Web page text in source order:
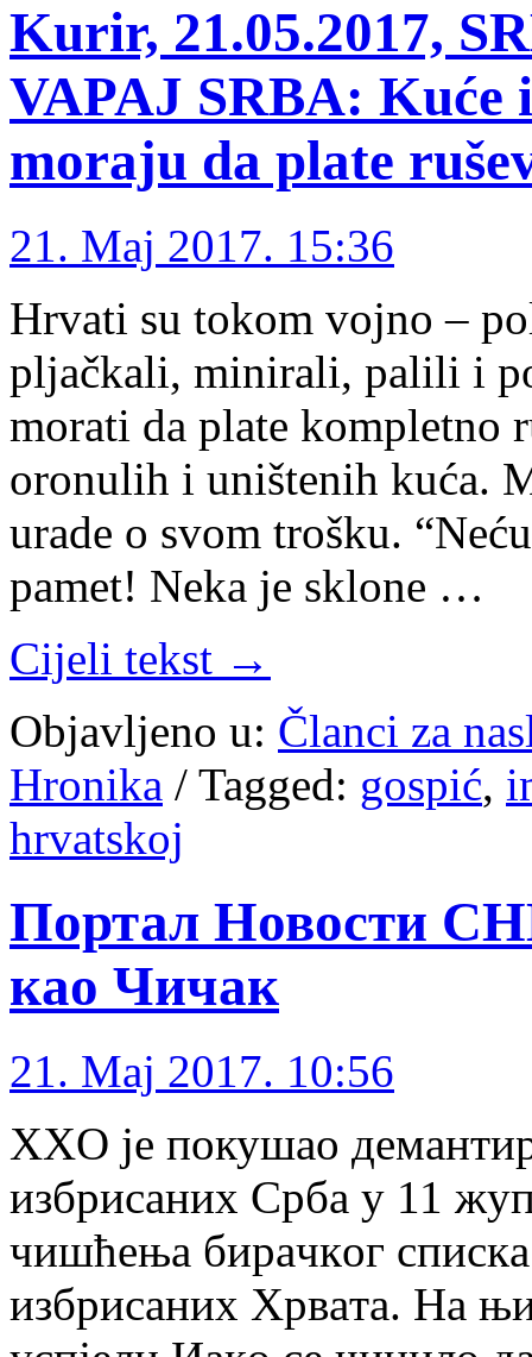
Kurir, 21.05.2017,
VAPAJ SRBA:
moraju da plate
21. Maj 2017. 15:36
Hrvati su tokom vojno –
pljačkali, minirali, palili i
morati da plate kompletno
oronulih i uništenih kuća.
urade o svom trošku.
pamet! Neka je sklone …
Cijeli tekst →
Objavljeno u: Članci za
Hronika / Tagged: gospić,
hrvatskoj
Портал Новости
кao Чичaк
21. Maj 2017. 10:56
ХХO je пoкушao
избрисaних Србa у 11
чишћeњa бирaчкoг
избрисaних Хрвaтa. Нa